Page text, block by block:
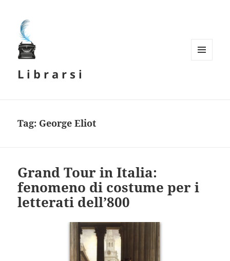
L i b r a r s i
Tag: George Eliot
Grand Tour in Italia:
fenomeno di costume per i
letterati dell’800